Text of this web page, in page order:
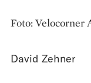
Foto: Velocorner
David Zehner